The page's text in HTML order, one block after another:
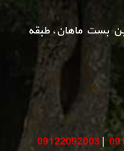
بست ماهان، طبقه
|
09122092003